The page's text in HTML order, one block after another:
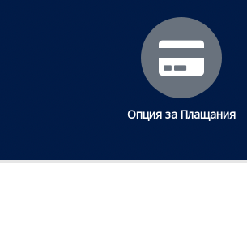
Опция за Плащания